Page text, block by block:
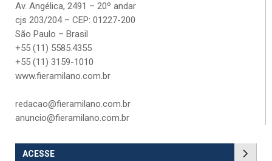
Av. Angélica, 2491 – 20º andar
cjs 203/204 – CEP: 01227-200
São Paulo – Brasil
+55 (11) 5585.4355
+55 (11) 3159-1010
www.fieramilano.com.br
redacao@fieramilano.com.br
anuncio@fieramilano.com.br
ACESSE